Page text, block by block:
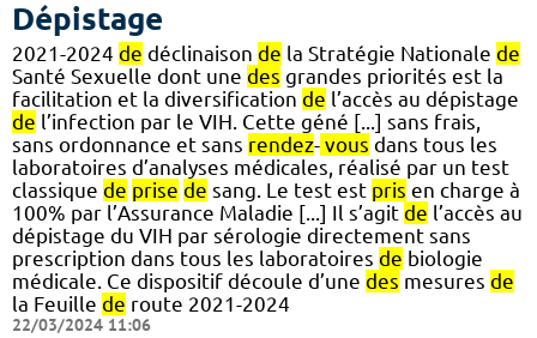
Dépistage
2021-2024 de déclinaison de la Stratégie Nationale de
Santé Sexuelle dont une des grandes priorités est la
facilitation et la diversification de l’accès au dépistage
de l’infection par le VIH. Cette géné [...] sans frais,
sans ordonnance et sans rendez- vous dans tous les
laboratoires d’analyses médicales, réalisé par un test
classique de prise de sang. Le test est pris en charge à
100% par l’Assurance Maladie [...] Il s’agit de l’accès au
dépistage du VIH par sérologie directement sans
prescription dans tous les laboratoires de biologie
médicale. Ce dispositif découle d’une des mesures de
la Feuille de route 2021-2024
22/03/2024 11:06